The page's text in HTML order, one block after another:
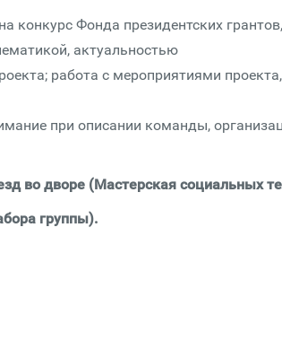
конкурс Фонда президентских
актуальностью
работа с мероприятиями проекта,
при описании команды,
во дворе (Мастерская социальных
группы).